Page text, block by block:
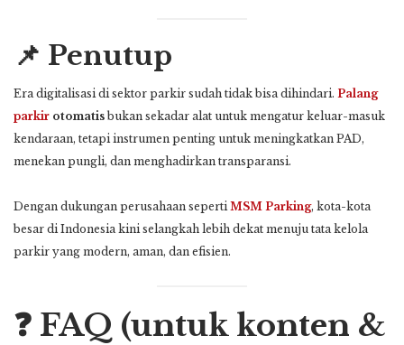
📌 Penutup
Era digitalisasi di sektor parkir sudah tidak bisa dihindari. Palang
parkir otomatis bukan sekadar alat untuk mengatur keluar-masuk
kendaraan, tetapi instrumen penting untuk meningkatkan PAD,
menekan pungli, dan menghadirkan transparansi.
Dengan dukungan perusahaan sepertiMSM Parking, kota-kota
besar di Indonesia kini selangkah lebih dekat menuju tata kelola
parkir yang modern, aman, dan efisien.
❓ FAQ (untuk konten &